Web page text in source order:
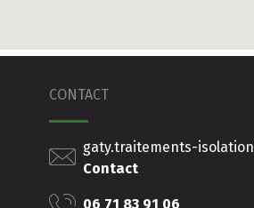
CONTACT
gaty.traitements-isolation
Contact
06 71 83 91 06